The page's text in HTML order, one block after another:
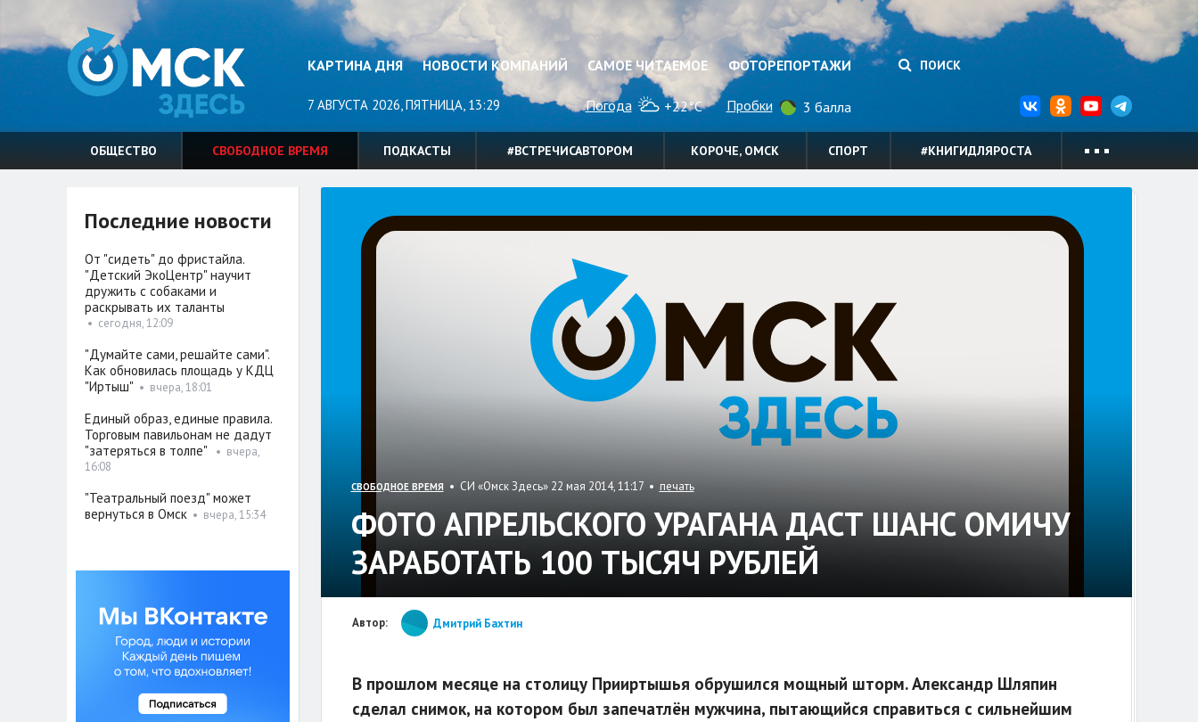
КАРТИНА ДНЯ НОВОСТИ КОМПАНИЙ САМОЕ ЧИТАЕМОЕ ФОТОРЕПОРТАЖИ ПОИСК
7 АВГУСТА 2026, ПЯТНИЦА, 13:29 Погода +22°C Пробки 3 балла
ОБЩЕСТВО СВОБОДНОЕ ВРЕМЯ ПОДКАСТЫ #ВСТРЕЧИСАВТОРОМ КОРОЧЕ, ОМСК СПОРТ #КНИГИДЛЯРОСТА
СВОБОДНОЕ ВРЕМЯ • СИ «Омск Здесь» 22 мая 2014, 11:17 • печать
ФОТО АПРЕЛЬСКОГО УРАГАНА ДАСТ ШАНС ОМИЧУ
ЗАРАБОТАТЬ 100 ТЫСЯЧ РУБЛЕЙ
Автор: Дмитрий Бахтин
В прошлом месяце на столицу Прииртышья обрушился мощный шторм. Александр Шляпин
сделал снимок, на котором был запечатлён мужчина, пытающийся справиться с сильнейшим
Последние новости
От "сидеть" до фристайла.
"Детский ЭкоЦентр" научит
дружить с собаками и
раскрывать их таланты
• сегодня, 12:09
"Думайте сами, решайте сами".
Как обновилась площадь у КДЦ
"Иртыш" • вчера, 18:01
Единый образ, единые правила.
Торговым павильонам не дадут
"затеряться в толпе"
• вчера,
16:08
"Театральный поезд" может
вернуться в Омск• вчера, 15:34